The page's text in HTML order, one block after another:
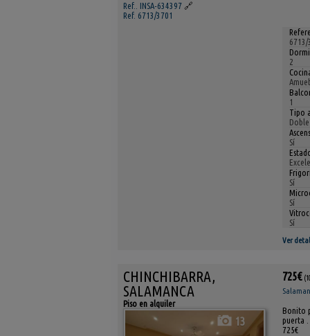
Ref.. INSA-634397 🔗
Ref. 6713/3701
6713/
2
1
Tipo
Sí
Sí
Sí
Sí
Ver
CHINCHIBARRA,
SALAMANCA
Piso en alquiler
13
725€
Bonito
puerta
725€